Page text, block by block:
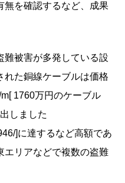
無を確認するなど、成果
難被害が多発している設
れた銅線ケーブルは価格
1760万円のケーブル
しました
]に達するなど高額であ
エリアなどで複数の盗難